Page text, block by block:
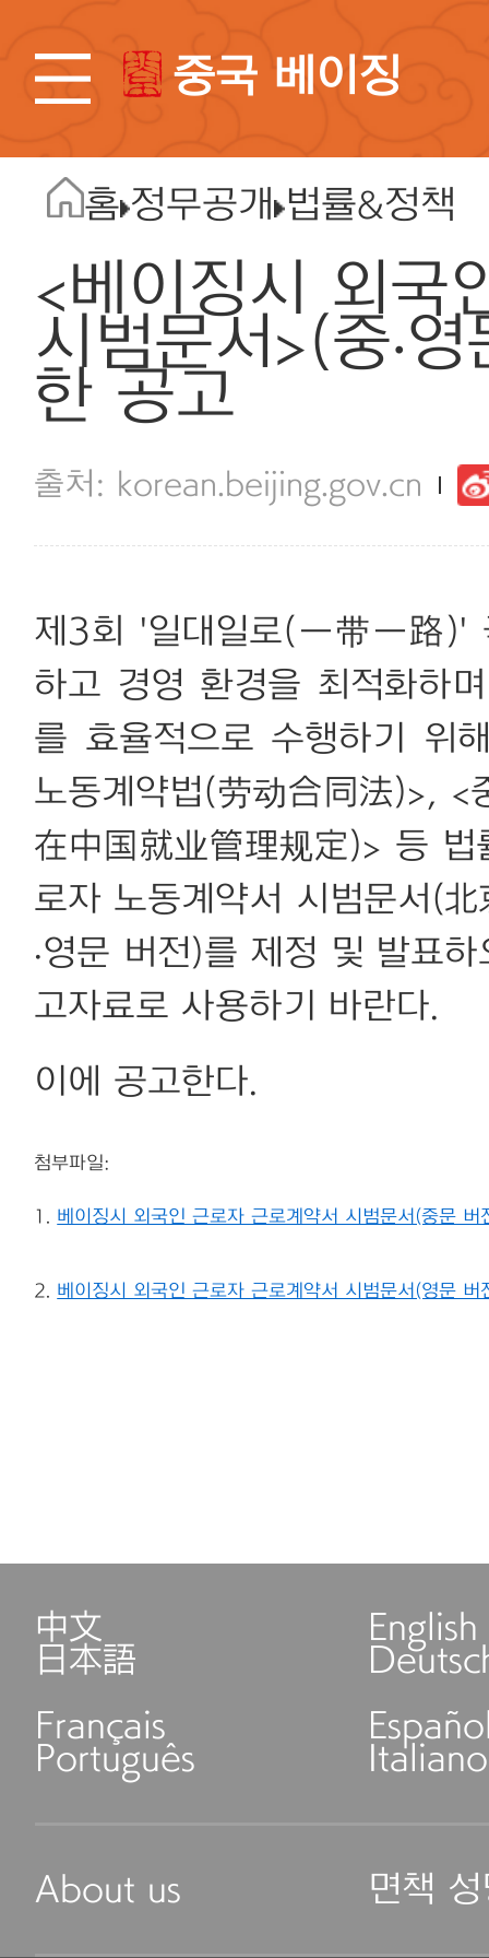
중국 베이징
홈 정무공개 법률&정책
<베이징시 외국
시범문서>(중·
한 공고
korean.beijing.gov.cn
제3회 '일대일로(一带一路)'
하고 경영 환경을 최적화하
를 효율적으로 수행하기 위
노동계약법(劳动合同法)>, <
在中国就业管理规定)> 등
로자 노동계약서 시범문서(
·영문 버전)를 제정 및 발표
고자료로 사용하기 바란다.
이에 공고한다.
첨부파일:
1. 베이징시 외국인 근로자 근로계약서 시범문서(중문 버
2. 베이징시 외국인 근로자 근로계약서 시범문서(영문 버
中文 English
日本語
Français
Português Italiano
About us 면책